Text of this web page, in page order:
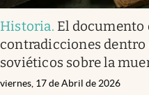
Historia. El documento
contradicciones dentro
soviéticos sobre la
viernes, 17 de Abril de 2026